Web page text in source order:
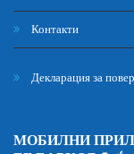
Контакти
Декларация за
МОБИЛНИ